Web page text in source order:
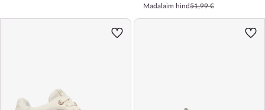
Madalaim hind51,99 €